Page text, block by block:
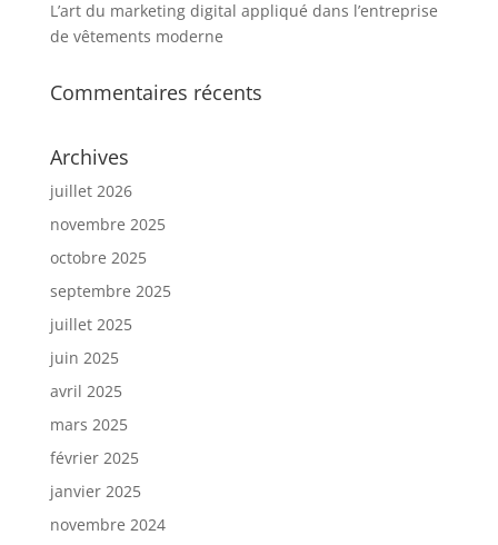
L’art du marketing digital appliqué dans l’entreprise
de vêtements moderne
Commentaires récents
Archives
juillet 2026
novembre 2025
octobre 2025
septembre 2025
juillet 2025
juin 2025
avril 2025
mars 2025
février 2025
janvier 2025
novembre 2024